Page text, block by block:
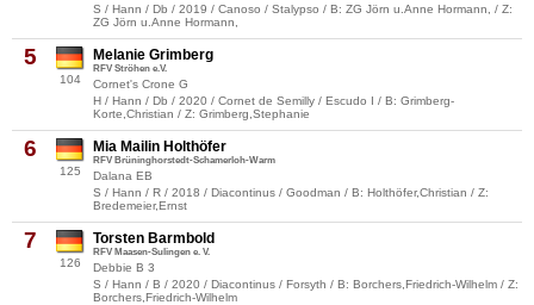
S / Hann / Db / 2019 / Canoso / Stalypso / B: ZG Jörn u.Anne Hormann, / Z:
ZG Jörn u.Anne Hormann,
5
104
Melanie Grimberg
RFV Ströhen e.V.
Cornet's Crone G
H / Hann / Db / 2020 / Cornet de Semilly / Escudo I / B: Grimberg-
Korte,Christian / Z: Grimberg,Stephanie
6
125
Mia Mailin Holthöfer
RFV Brüninghorstedt-Schamerloh-Warm
Dalana EB
S / Hann / R / 2018 / Diacontinus / Goodman / B: Holthöfer,Christian / Z:
Bredemeier,Ernst
7
126
Torsten Barmbold
RFV Maasen-Sulingen e. V.
Debbie B 3
S / Hann / B / 2020 / Diacontinus / Forsyth / B: Borchers,Friedrich-Wilhelm / Z:
Borchers,Friedrich-Wilhelm